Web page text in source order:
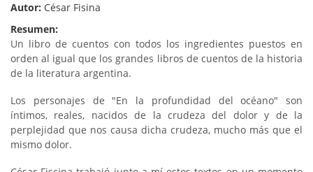
Autor: César Fisina
Resumen:
Un libro de cuentos con todos los ingredientes puestos en
orden al igual que los grandes libros de cuentos de la historia
de la literatura argentina.
Los personajes de "En la profundidad del océano" son
íntimos, reales, nacidos de la crudeza del dolor y de la
perplejidad que nos causa dicha crudeza, mucho más que el
mismo dolor.